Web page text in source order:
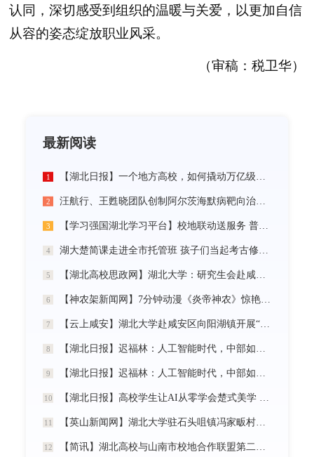
认同，深切感受到组织的温暖与关爱，以更加自信
从容的姿态绽放职业风采。
（审稿：税卫华）
最新阅读
1 【湖北日报】一个地方高校，如何撬动万亿级未来产业
2 汪航行、王甦晓团队创制阿尔茨海默病靶向治疗新材料
3 【学习强国湖北学习平台】校地联动送服务 普法智援润乡野 湖北大学开展基层“三送”活动
4 湖大楚简课走进全市托管班 孩子们当起考古修复师
5 【湖北高校思政网】湖北大学：研究生会赴咸宁市开展“党建引领三无小区治理”社会实践活动
6 【神农架新闻网】7分钟动漫《炎帝神农》惊艳首发
7 【云上咸安】湖北大学赴咸安区向阳湖镇开展“党建引领农村社区治理”调研服务活动
8 【湖北日报】迟福林：人工智能时代，中部如何走在前？
9 【湖北日报】迟福林：人工智能时代，中部如何走在前？
10 【湖北日报】高校学生让AI从零学会楚式美学 7分钟动漫《炎帝神农》惊艳首发
11 【英山新闻网】湖北大学驻石头咀镇冯家畈村工作队：全力守护人民群众生命财产安全
12 【简讯】湖北高校与山南市校地合作联盟第二次全体会议在我校召开